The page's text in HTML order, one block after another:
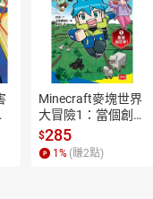
Minecraft麥塊世界
大冒險1：當個創世
神！【電子書】
$285
1% (賺2點)